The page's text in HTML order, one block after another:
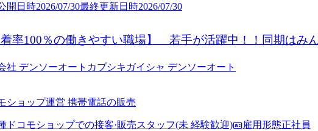
開日時2026/07/30最終更新日時2026/07/30
着率100％の働きやすい職場】 若手が活躍中！！同期はみ
社 デンソーオート カブシキガイシャ デンソーオート
ショップ運営 携帯電話の販売
ドコモショップでの接客·販売スタッフ(未 経験歓迎) 雇用形態正社員